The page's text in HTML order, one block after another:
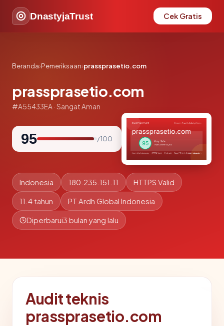
DnastyjaTrust Cek Gratis
Beranda›Pemeriksaan›prassprasetio.com
prassprasetio.com
#A55433EA · Sangat Aman
95 / 100
Indonesia 180.235.151.11 HTTPS Valid
11.4 tahun PT Ardh Global Indonesia
Diperbarui3 bulan yang lalu
Audit teknis
prassprasetio.com